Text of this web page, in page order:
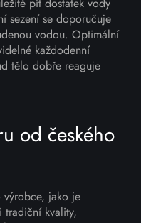
pít dostatek vody
sezení se doporučuje
vodou. Optimální
každodenní
tělo dobře reaguje
od českého
výrobce, jako je
tradiční kvality,